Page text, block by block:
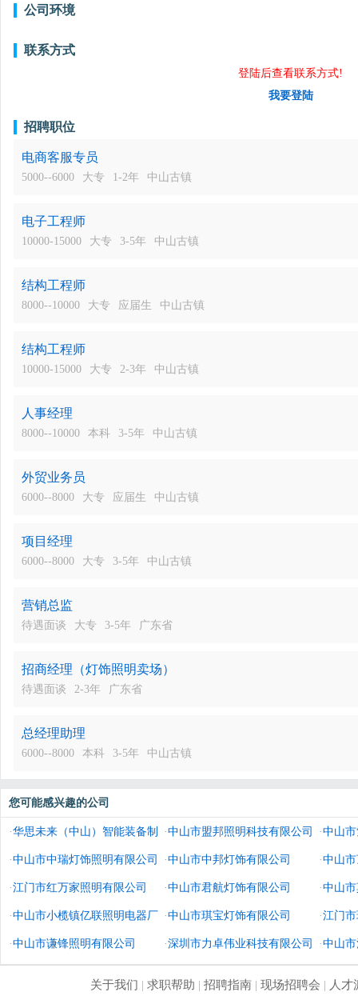
公司环境
联系方式
登陆后查看联系方式!
我要登陆
招聘职位
电商客服专员
5000--6000 大专 1-2年 中山古镇
电子工程师
10000-15000 大专 3-5年 中山古镇
结构工程师
8000--10000 大专 应届生 中山古镇
结构工程师
10000-15000 大专 2-3年 中山古镇
人事经理
8000--10000 本科 3-5年 中山古镇
外贸业务员
6000--8000 大专 应届生 中山古镇
项目经理
6000--8000 大专 3-5年 中山古镇
营销总监
待遇面谈 大专 3-5年 广东省
招商经理（灯饰照明卖场）
待遇面谈 2-3年 广东省
总经理助理
6000--8000 本科 3-5年 中山古镇
您可能感兴趣的公司
·华思未来（中山）智能装备制
造有限公司
·中山市盟邦照明科技有限公司 ·中山
·中山市中瑞灯饰照明有限公司 ·中山市中邦灯饰有限公司 ·中山
·江门市红万家照明有限公司 ·中山市君航灯饰有限公司 ·中山
·中山市小榄镇亿联照明电器厂 ·中山市琪宝灯饰有限公司 ·江门
·中山市谦锋照明有限公司 ·深圳市力卓伟业科技有限公司 ·中山
关于我们 | 求职帮助 | 招聘指南| 现场招聘会 | 人才